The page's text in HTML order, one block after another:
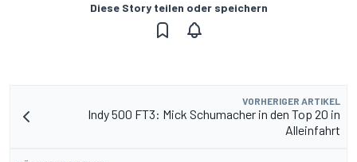
Diese Story teilen oder speichern
VORHERIGER ARTIKEL
Indy 500 FT3: Mick Schumacher in den Top 20 in
Alleinfahrt